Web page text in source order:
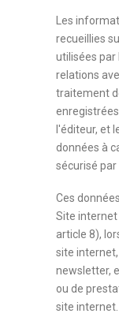
Les
recueillies
utilisées par
relations
traitement
l'éditeur, et
données à
sécurisé par
Ces
Site internet
article 8),
site
newsletter,
ou de
site internet.